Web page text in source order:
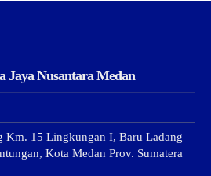
Jaya Nusantara Medan
Km. 15 Lingkungan I, Baru Ladang
Kota Medan Prov. Sumatera